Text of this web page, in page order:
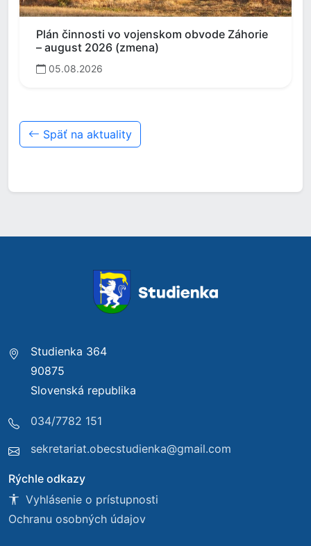
Plán činnosti vo vojenskom obvode Záhorie
– august 2026 (zmena)
05.08.2026
Späť na aktuality
Studienka 364
90875
Slovenská republika
034/7782 151
sekretariat.obecstudienka@gmail.com
Rýchle odkazy
Vyhlásenie o prístupnosti
Ochranu osobných údajov